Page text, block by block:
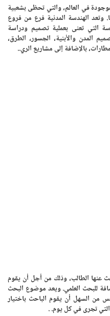
في العالم، والتي تحظى بشعبية
وتعد الهندسة المدنية فرع من فروع
التي تعنى بعملية تصميم ودراسة
المدن والأبنية، الجسور، الطرق،
بالإضافة إلى مشاريع الري..
عنها الطالب، وذلك من أجل أن يقوم
للبحث العلمي. ويعد موضوع البحث
من السهل أن يقوم الباحث باختيار
تجرى في كل يوم. .